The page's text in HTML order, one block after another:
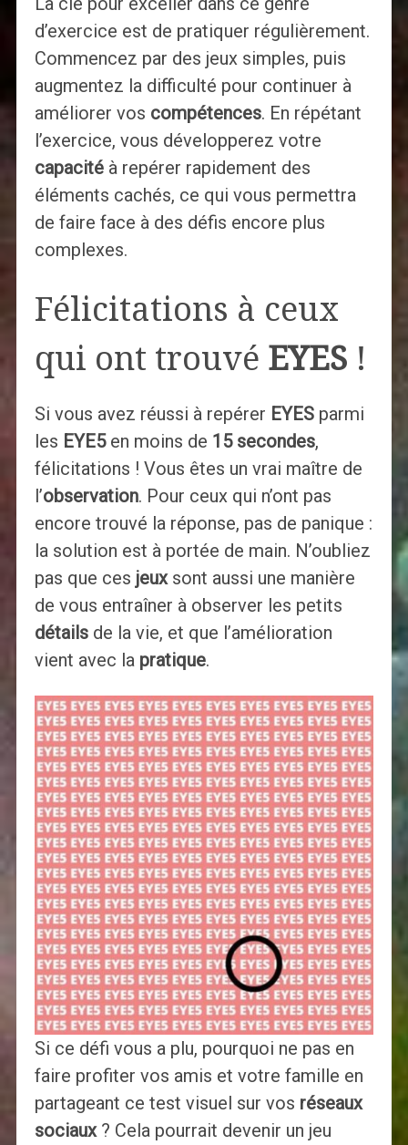
d’exercice est de pratiquer régulièrement.
Commencez par des jeux simples, puis
augmentez la difficulté pour continuer à
améliorer vos compétences. En répétant
l’exercice, vous développerez votre
capacitéà repérer rapidement des
éléments cachés, ce qui vous permettra
de faire face à des défis encore plus
complexes.
Félicitations à ceux
qui ont trouvé EYES!
Si vous avez réussi à repérer EYESparmi
les EYE5en moins de 15 secondes,
félicitations ! Vous êtes un vrai maître de
l’observation. Pour ceux qui n’ont pas
encore trouvé la réponse, pas de panique :
la solution est à portée de main. N’oubliez
pas que ces jeuxsont aussi une manière
de vous entraîner à observer les petits
détailsde la vie, et que l’amélioration
vient avec la pratique.
Si ce défi vous a plu, pourquoi ne pas en
faire profiter vos amis et votre famille en
partageant ce test visuel sur vos réseaux
sociaux? Cela pourrait devenir un jeu